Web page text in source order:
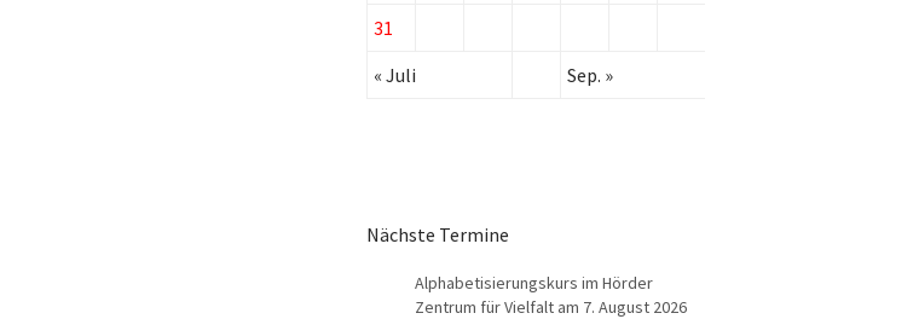
31
« Juli
Sep. »
Nächste Termine
Alphabetisierungskurs im Hörder
Zentrum für Vielfalt am 7. August 2026